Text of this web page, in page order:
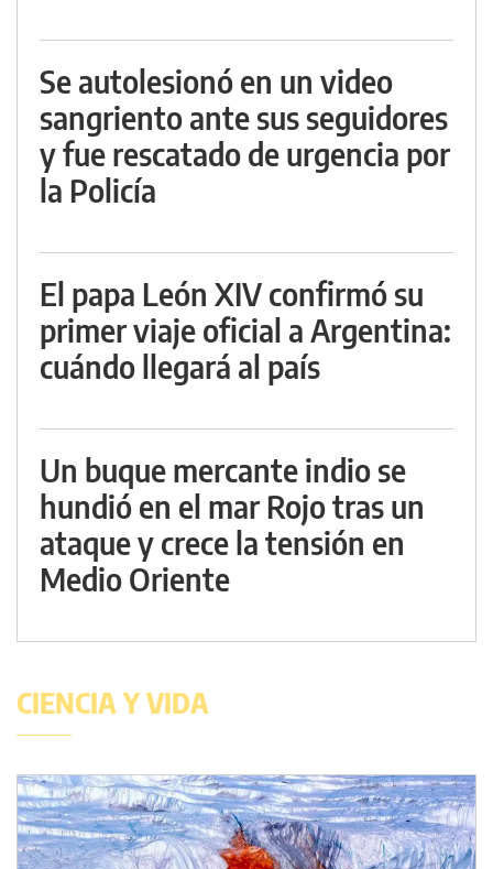
Se autolesionó en un video
sangriento ante sus seguidores
y fue rescatado de urgencia por
la Policía
El papa León XIV confirmó su
primer viaje oficial a Argentina:
cuándo llegará al país
Un buque mercante indio se
hundió en el mar Rojo tras un
ataque y crece la tensión en
Medio Oriente
CIENCIA Y VIDA